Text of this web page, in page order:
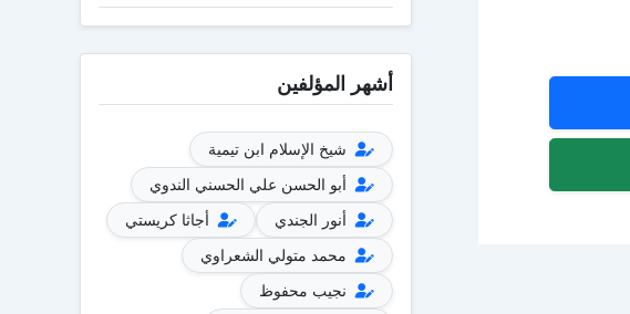
أشهر المؤلفين
شيخ الإسلام ابن تيمية
أبو الحسن علي الحسني الندوي
أنور الجندي
أجاثا كريستي
محمد متولي الشعراوي
نجيب محفوظ